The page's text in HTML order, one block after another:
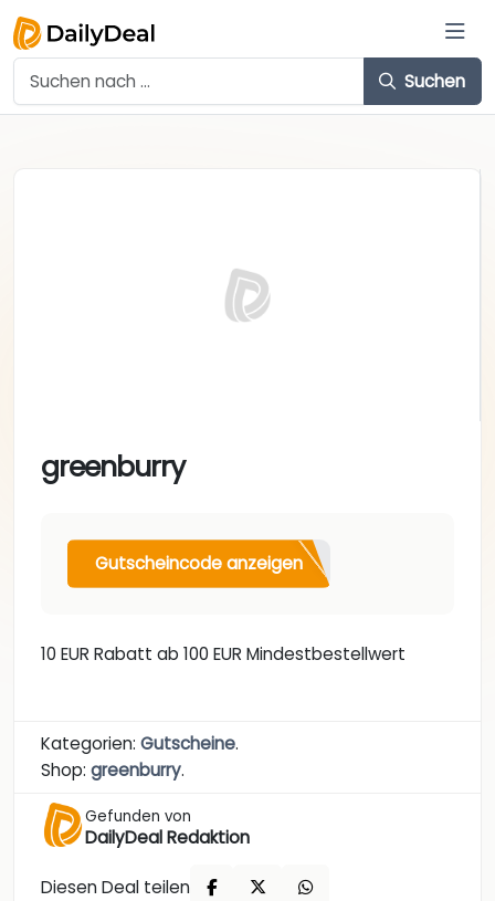
Suchen
greenburry
Gutscheincode anzeigen
10 EUR Rabatt ab 100 EUR Mindestbestellwert
Kategorien: Gutscheine.
Shop: greenburry.
Gefunden von
DailyDeal Redaktion
Diesen Deal teilen